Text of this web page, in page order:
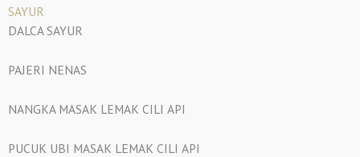
SAYUR
DALCA SAYUR
PAJERI NENAS
NANGKA MASAK LEMAK CILI API
PUCUK UBI MASAK LEMAK CILI API